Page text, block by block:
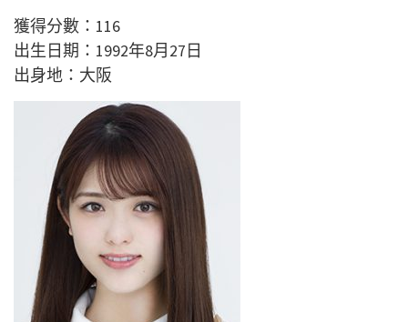
獲得分數：116
出生日期：1992年8月27日
出身地：大阪